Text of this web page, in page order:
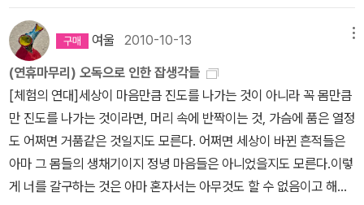
9세기에 팽배했던 역사주의의 신화(역사적 진보에 대한 믿음)는혁명
적영웅주의(혁명적 결단을 내릴정치적 영웅의 도래를 열망하는 것)
로 변모한다.이러한 전환의 핵심에 인간의 종적 정체성에 대한 근본
적인 실험의식이 자리 잡고 있었다.니체의 위버멘쉬 개념이 어떤 것
이었든, 그리고 나치의 인종실험을 통해 볼 수 있듯,20세기의 도입부
를 지배한 감성 중 하나가 기존의인류와는 다른 인류가필요하다는 의
식이었음은 부정할 수 없을 것이다.요컨대, 20세기는 모든 것을 새롭
게 시작하고자 했던 시대라는 것(두번째와 세번째 인용문).아마도 2
만, “철학은 궤변론에 대항해서 진리들이 있다고 선언”하는 일, 이것
이야말로 진정한 제스처일 것이다(Badiou, 󰡔조건들󰡕, 2006: 86).
즉 이들이 강조하는 것은 진리에 다가서기 위한 현재적 실천이다. 상
실에 대한 상실감만을 소유하려는 우울증 환자들과 같이 이들은 내용
없는 실천, 껍데기만 남은 실천을 소유하려 한다. 이들이 다다를 곳은
결국 “부재하는 현존” 혹은 그것이 전부인 진리다(김홍중, 󰡔마음의
사회학󰡕, 2009: 237). 아감벤은 메시아적 사건은 우리 옆에 있는
것(파루시아parousia)이라고, 즉 “메시아는 이미 도래하고 있으며,
메시아적 사건은 이미 성취되어 있다.”고 말한다(Agamben, 󰡔남겨
여울 2010-10-13
(연휴마무리) 오독으로 인한 잡생각들
[체험의 연대]세상이 마음만큼 진도를 나가는 것이 아니라 꼭 몸만큼
만 진도를 나가는 것이라면, 머리 속에 반짝이는 것, 가슴에 품은 열정
도 어쩌면 거품같은 것일지도 모른다. 어쩌면 세상이 바뀐 흔적들은
아마 그 몸들의 생채기이지 정녕 마음들은 아니었을지도 모른다.이렇
게 너를 갈구하는 것은 아마 혼자서는 아무것도 할 수 없음이고 해도